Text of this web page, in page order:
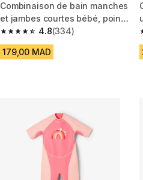
Combinaison de bain manches
et jambes courtes bébé, points
bleu
4.8
4.8 out of 5 stars from 334
(334)
179,00 MAD